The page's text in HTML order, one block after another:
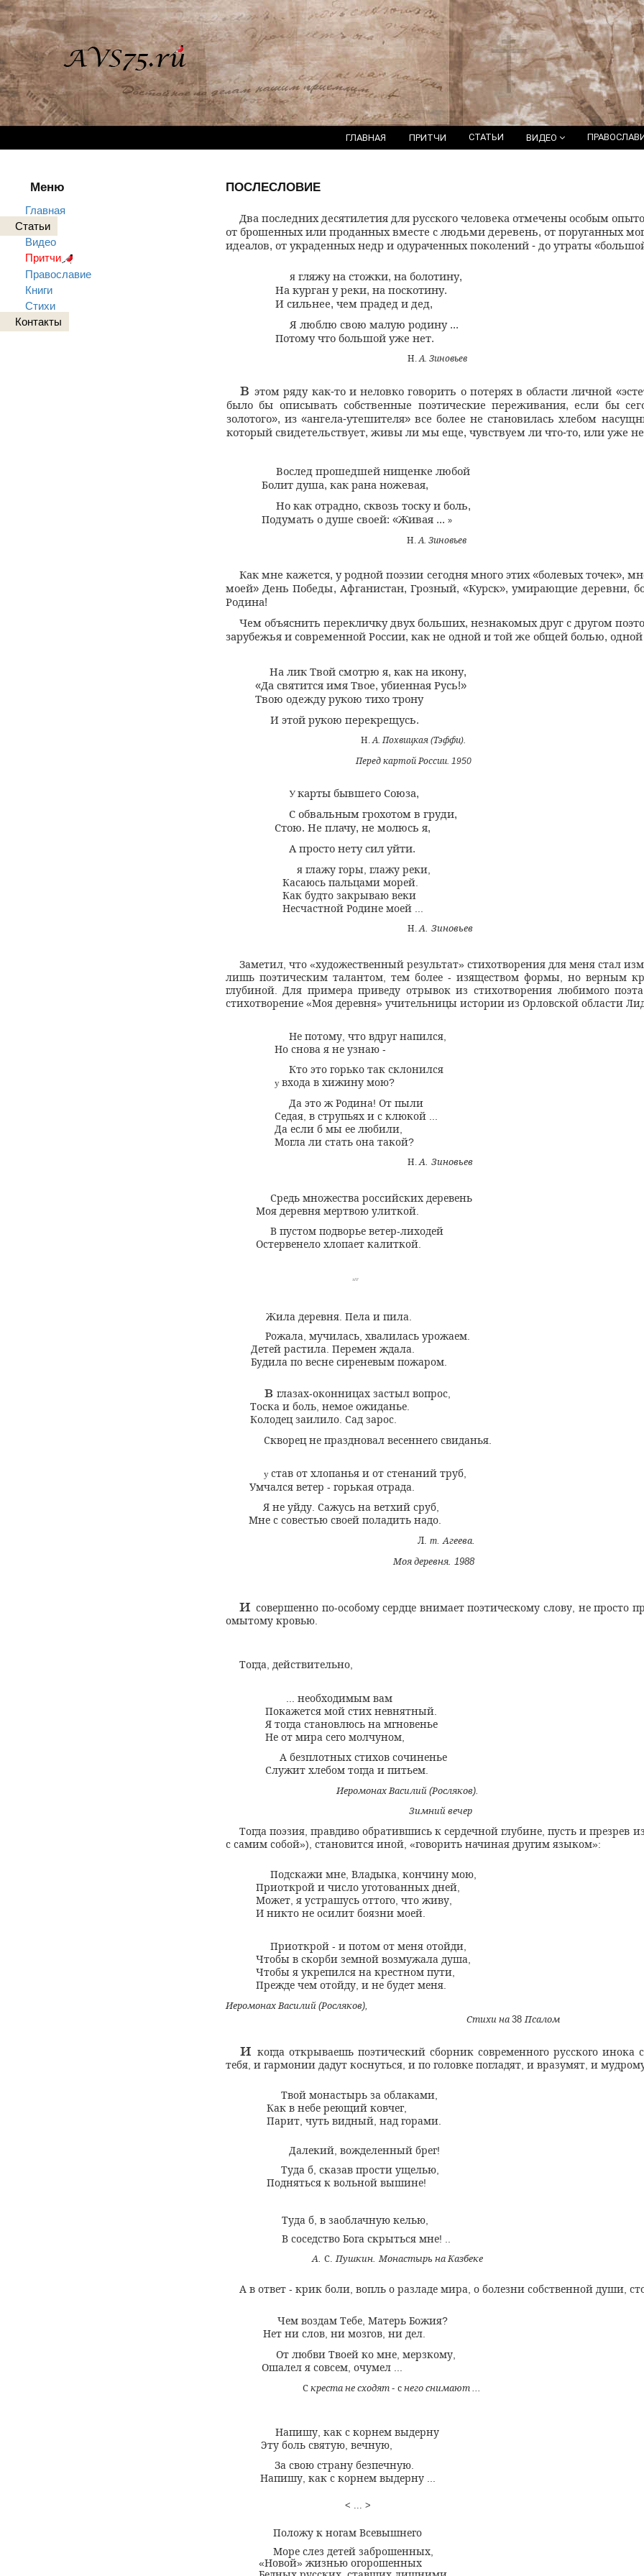
ГЛАВНАЯ ПРИТЧИ СТАТЬИ ВИДЕО
Меню
Главная
Статьи
Видео
Притчи
Православие
Книги
Стихи
Контакты
ПОСЛЕСЛОВИЕ
Два последних десятилетия для русского человека отмечены особым
от брошенных или проданных вместе с людьми деревень, от поруганных
идеалов, от украденных недр и одураченных поколений - до утраты «
я гляжу на стожки, на болотину,
На курган у реки, на поскотину.
И сильнее, чем прадед и дед,
Я люблю свою малую родину ...
Потому что большой уже нет.
Н.А.Зиновьев
вэтом ряду как-то и неловко говорить о потерях в области личной «
было бы описывать собственные поэтические переживания,если бы
золотого»,из«ангела-утешителя»все более не становилась хлебом
который свидетельствует,живы ли мы еще,чувствуем ли что-то,или уже
Вослед прошедшей нищенке любой
Болит душа, как рана ножевая,
Но как отрадно, сквозь тоску и боль,
Подумать о душе своей: «Живая ... »
Н.А.Зиновьев
Как мне кажется,у родной поэзии сегодня много этих«болевых точек»,
моей»День Победы, Афганистан, Грозный, «Курск»,умирающие деревни,
Родина!
Чем объяснить перекличку двух больших, незнакомых друг с другом
зарубежья и современной России,как не одной и той же общей болью,
На лик Твой смотрю я,как на икону,
«Да святится имя Твое,убиенная Русь!»
Твою одежду рукою тихо трону
И этой рукою перекрещусь.
Н .А Похвицкая(Тэффи).
Перед картой России . 1950
У карты бывшего Союза,
С обвальным грохотом в груди,
Стою. Не плачу, не молюсь я,
А просто нету сил уйти.
яглажу горы ,глажу реки
Касаюсь пальцами морей
Как будто закрываю веки
Несчастной Родине моей
Н.А. Зиновьев
Заметил, что «художественный результат» стихотворения для меня стал
лишь поэтическим талантом, тем более - изяществом формы но верным
глубиной. Для примера приведу отрывок из стихотворения любимого
стихотворение «Моя деревня» учительницы истории из Орловской области
Не потому ,что вдруг напился
Но снова я не узнаю-
Кто это горько так склонился
увхода в хижину мою?
Да это ж Родина!От пыли
Седая ,в струпьях и с клюкой
Да если б мы ее любили
Могла ли стать она такой?
Н.А. Зиновьев
Средь множества российских деревень
Моя деревня мертвою улиткой.
В пустом подворье ветер-лиходей
Остервенело хлопает калиткой
1ГГ
Жила деревня. Пела и пила
Рожала, мучилась, хвалилась урожаем.
Детей растила. Перемен ждала.
Будила по весне сиреневым пожаром.
в глазах-оконницах застыл вопрос,
Тоска и боль, немое ожиданье.
Колодец заилило. Сад зарос.
Скворец не праздновал весеннего свиданья.
у став от хлопанья и от стенаний труб,
Умчался ветер - горькая отрада
Я не уйду .Сажусь на ветхий сруб
Мне с совестью своей поладить надо
Л. т. Агеева.
Моя деревня. 1988
и совершенно по-особому сердце внимает поэтическому слову, не просто
омытому кровью.
Тогда действительно
...необходимым вам
Покажется мой стих невнятный
Я тогда становлюсь на мгновенье
Не от мира сего молчуном
А безплотных стихов сочиненье
Служит хлебом тогда и питьем.
Иеромонах Василий (Росляков).
Зимний вечер
Тогда поэзия ,правдиво обратившись к сердечной глубине ,пусть и презрев
с самим собой»), становится иной, «говорить начиная другим языком»:
Подскажи мне, Владыка кончину мою,
Приоткрой и число уготованных дней,
Может, я устрашусь оттого, что живу,
И никто не осилит боязни моей.
Приоткрой - и потом от меня отойди,
Чтобы в скорби земной возмужала душа
Чтобы я укрепился на крестном пути,
Прежде чем отойду, и не будет меня.
Иеромонах Василий (Росляков),
Стихи на 38Псалом
и когда открываешь поэтический сборник современного русского
тебя,и гармонии дадут коснуться,и по головке погладят,и вразумят,и
Твой монастырь за облаками
Как в небе реющий ковчег,
Парит ,чуть видный ,над горами
Далекий ,вожделенный брег!
Туда б ,сказав прости ущелью
Подняться к вольной вышине!
Туда б ,в заоблачную келью
В соседство Бога скрыться мне! ..
А С. Пушкин. Монастырь на Казбеке
А в ответ - крик боли, вопль о разладе мира, о болезни собственной души,
Чем воздам Тебе, Матерь Божия?
Нет ни слов, ни мозгов, ни дел.
От любви Твоей ко мне, мерзкому,
Ошалел я совсем, очумел
Скреста не сходят - снего снимают ...
Напишу, как с корнем выдерну
Эту боль святую, вечную,
За свою страну безпечную
Напишу ,как с корнем выдерну
< ...>
Положу к ногам Всевышнего
Море слез детей заброшенных,
«Новой» жизнью огорошенных